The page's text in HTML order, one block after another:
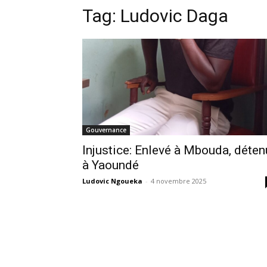
Tag: Ludovic Daga
Gouvernance
Injustice: Enlevé à Mbouda,
à Yaoundé
Ludovic Ngoueka - 4 novembre 2025